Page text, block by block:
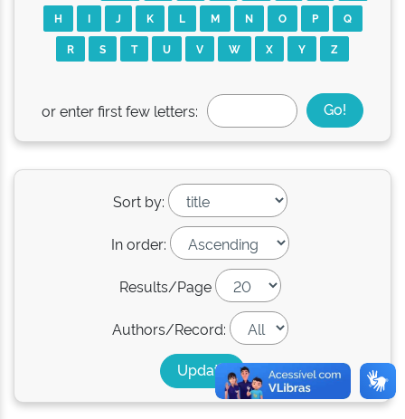
H
I J K L M N O P
Q
R
S T U V W X Y Z
or enter first few letters:
Sort by:
In order:
Results/Page
Authors/Record: